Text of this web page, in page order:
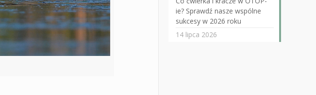
ie? Sprawdź nasze wspólne
sukcesy w 2026 roku
14 lipca 2026